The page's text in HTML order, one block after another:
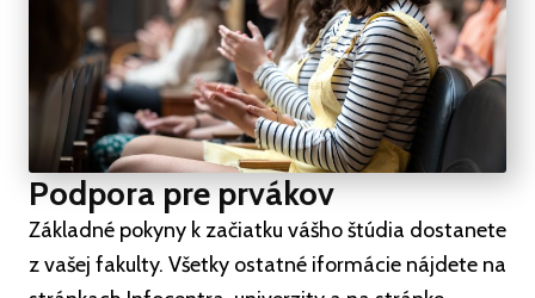
Podpora pre prvákov
Základné pokyny k začiatku vášho štúdia dostanete
z vašej fakulty. Všetky ostatné iformácie nájdete na